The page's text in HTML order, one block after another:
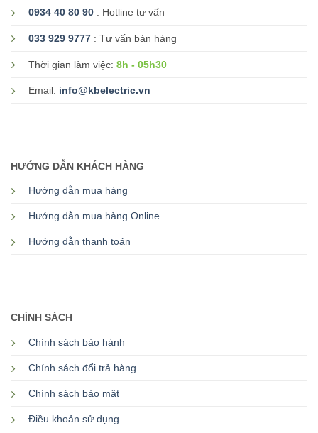
0934 40 80 90 : Hotline tư vấn
033 929 9777 : Tư vấn bán hàng
Thời gian làm việc: 8h - 05h30
Email: info@kbelectric.vn
HƯỚNG DẪN KHÁCH HÀNG
Hướng dẫn mua hàng
Hướng dẫn mua hàng Online
Hướng dẫn thanh toán
CHÍNH SÁCH
Chính sách bảo hành
Chính sách đổi trả hàng
Chính sách bảo mật
Điều khoản sử dụng